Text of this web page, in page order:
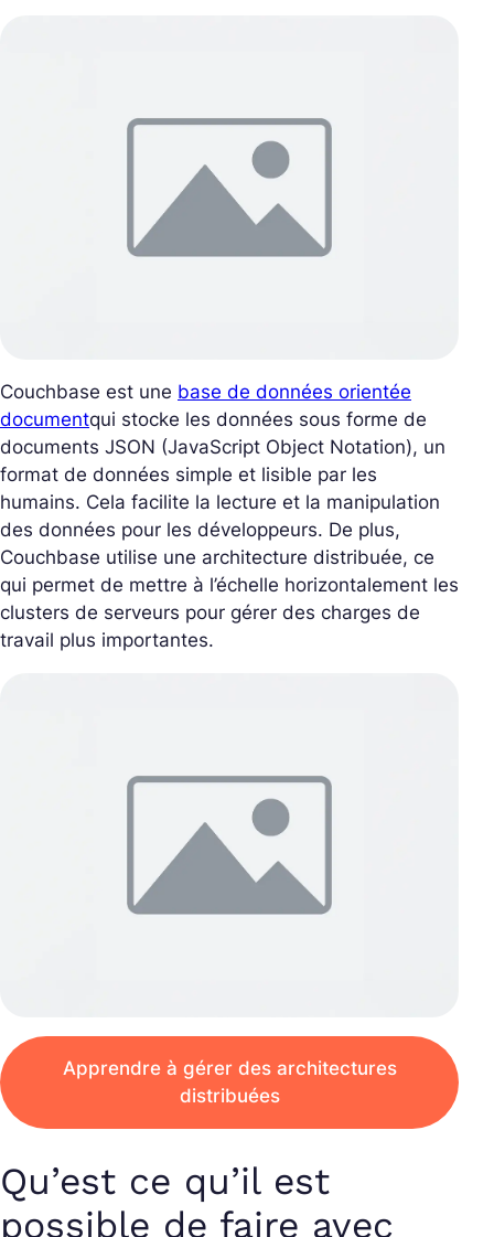
Couchbase est une base de données orientée
documentqui stocke les données sous forme de
documents JSON (JavaScript Object Notation), un
format de données simple et lisible par les
humains. Cela facilite la lecture et la manipulation
des données pour les développeurs. De plus,
Couchbase utilise une architecture distribuée, ce
qui permet de mettre à l’échelle horizontalement les
clusters de serveurs pour gérer des charges de
travail plus importantes.
Apprendre à gérer des architectures
distribuées
Qu’est ce qu’il est
possible de faire avec